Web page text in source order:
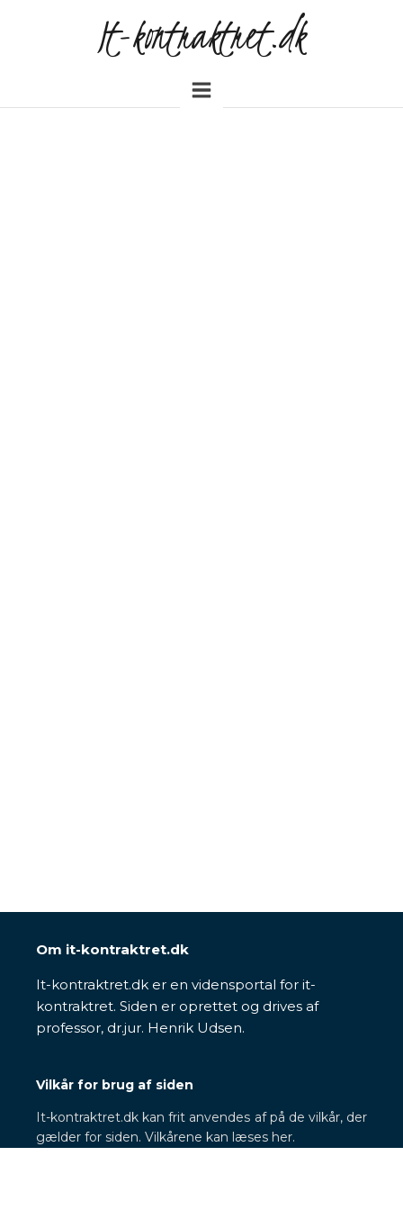
It-kontraktret.dk
Om it-kontraktret.dk
It-kontraktret.dk er en vidensportal for it-
kontraktret. Siden er oprettet og drives af
professor, dr.jur. Henrik Udsen.
Vilkår for brug af siden
It-kontraktret.dk kan frit anvendes af på de vilkår, der
gælder for siden. Vilkårene kan læses her.